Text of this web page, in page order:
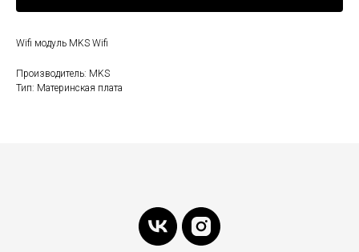
Wifi модуль MKS Wifi
Производитель: MKS
Тип: Материнская плата